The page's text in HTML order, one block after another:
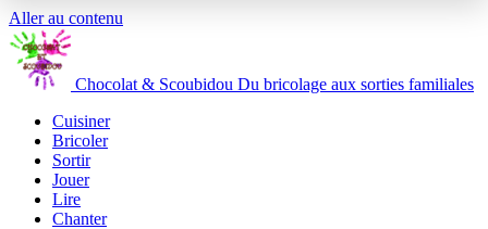
Aller au contenu
Chocolat & Scoubidou Du bricolage aux sorties familiales
Cuisiner
Bricoler
Sortir
Jouer
Lire
Chanter